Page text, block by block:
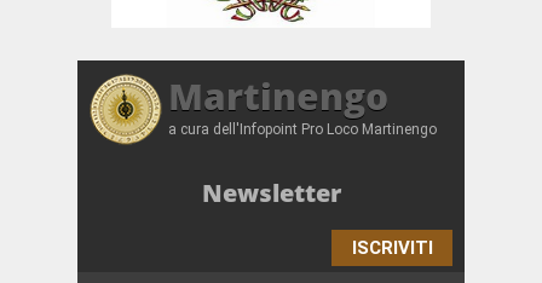
Martinengo
a cura dell'Infopoint Pro Loco Martinengo
Newsletter
ISCRIVITI